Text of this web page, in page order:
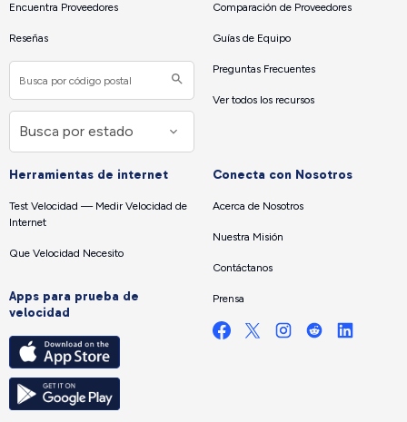
Encuentra Proveedores
Reseñas
Comparación de Proveedores
Guías de Equipo
Preguntas Frecuentes
Ver todos los recursos
Herramientas de internet
Test Velocidad — Medir Velocidad de
Internet
Que Velocidad Necesito
Apps para prueba de
velocidad
Conecta con Nosotros
Acerca de Nosotros
Nuestra Misión
Contáctanos
Prensa